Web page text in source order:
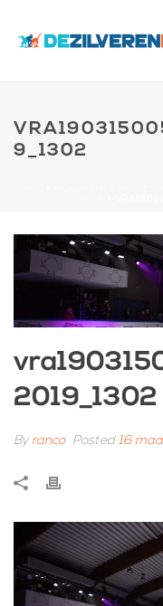
9_1302
2019_1302
By ranco Posted 16